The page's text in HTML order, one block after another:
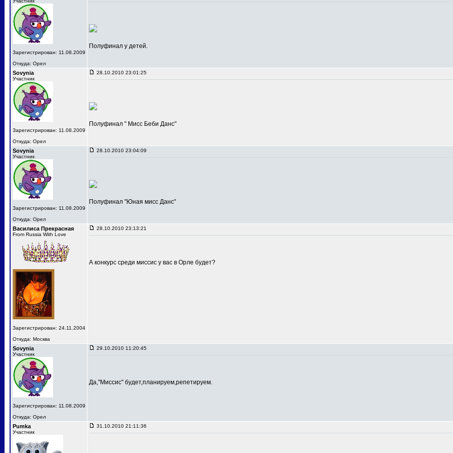
Зарегистрирован: 11.08.2009
Откуда: Орел
Полуфинал у детей.
Sovynia
Участник
Зарегистрирован: 11.08.2009
Откуда: Орел
28.10.2010 23:01:25
Полуфинал " Мисс Беби Данс"
Sovynia
Участник
Зарегистрирован: 11.08.2009
Откуда: Орел
28.10.2010 23:04:09
Полуфинал "Юная мисс Данс"
Василиса Прекрасная
From Russia With Love
Зарегистрирован: 24.11.2004
Откуда: Москва
28.10.2010 23:13:21
А конкурс среди миссис у вас в Орле будет?
Sovynia
Участник
Зарегистрирован: 11.08.2009
Откуда: Орел
29.10.2010 11:20:45
Да,"Миссис" будет,планируем,репетируем.
Pumka
Участник
31.10.2010 21:11:36